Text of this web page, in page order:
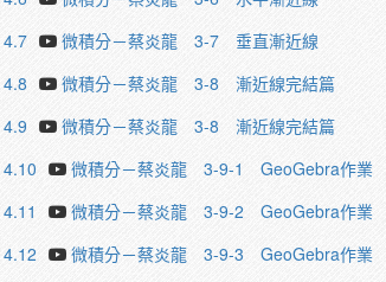
4.7
微積分－蔡炎龍 3-7 垂直漸近線
4.8
微積分－蔡炎龍 3-8 漸近線完結篇
4.9
微積分－蔡炎龍 3-8 漸近線完結篇
4.10
微積分－蔡炎龍 3-9-1 GeoGebra作業
4.11
微積分－蔡炎龍 3-9-2 GeoGebra作業
4.12
微積分－蔡炎龍 3-9-3 GeoGebra作業